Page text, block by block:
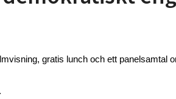
EK. FÖRENING
SÖK OCH LÅNA
gratis lunch och ett panelsamtal